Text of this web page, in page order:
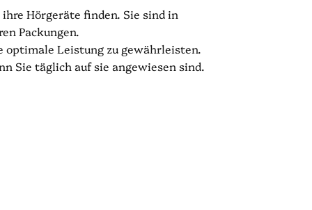
Hörgeräte finden. Sie sind in
Packungen.
optimale Leistung zu gewährleisten.
Sie täglich auf sie angewiesen sind.